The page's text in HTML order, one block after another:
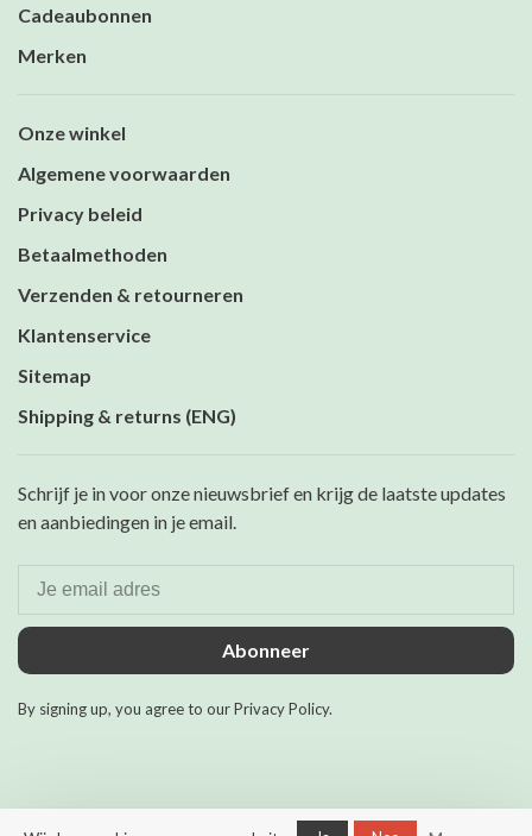
Cadeaubonnen
Merken
Onze winkel
Algemene voorwaarden
Privacy beleid
Betaalmethoden
Verzenden & retourneren
Klantenservice
Sitemap
Shipping & returns (ENG)
Schrijf je in voor onze nieuwsbrief en krijg de laatste updates
en aanbiedingen in je email.
Abonneer
By signing up, you agree to our Privacy Policy.